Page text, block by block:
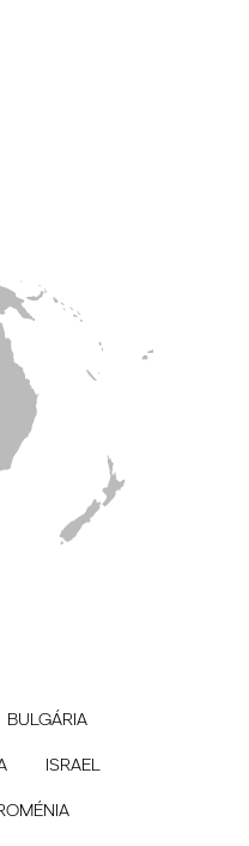
BULGÁRIA
ISRAEL